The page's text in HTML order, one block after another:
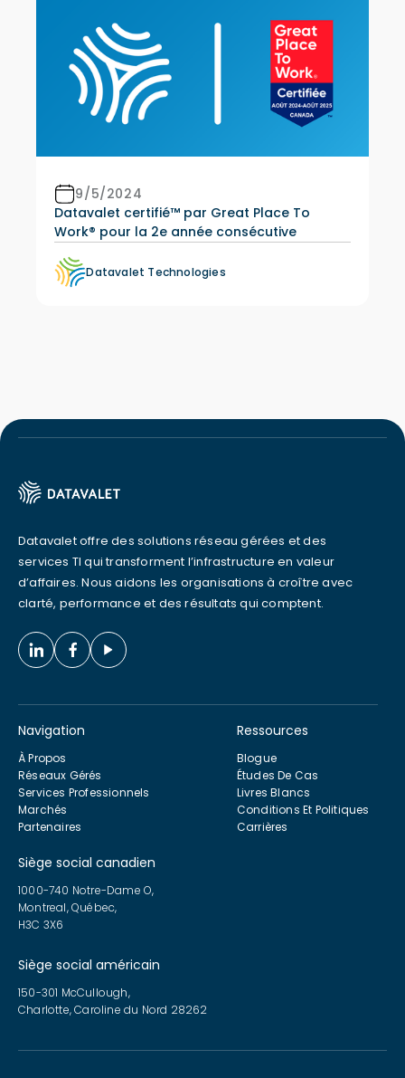
9/5/2024
Datavalet certifié™ par Great Place To
Work® pour la 2e année consécutive
Datavalet Technologies
Datavalet offre des solutions réseau gérées et des
services TI qui transforment l’infrastructure en valeur
d’affaires. Nous aidons les organisations à croître avec
clarté, performance et des résultats qui comptent.
Navigation
À Propos
Réseaux Gérés
Services Professionnels
Marchés
Partenaires
Ressources
Blogue
Études De Cas
Livres Blancs
Conditions Et Politiques
Carrières
Siège social canadien
1000-740 Notre-Dame O,
Montreal, Québec,
H3C 3X6
Siège social américain
150-301 McCullough,
Charlotte, Caroline du Nord 28262